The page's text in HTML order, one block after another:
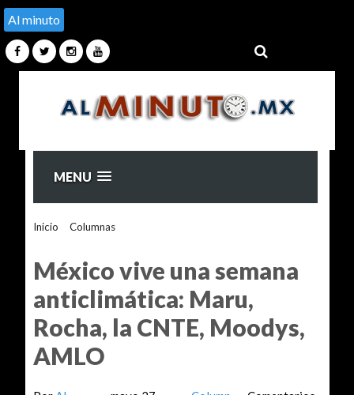
Al minuto
MENU
Inicio Columnas>
México vive una semana
anticlimática: Maru,
Rocha, la CNTE, Moodys,
AMLO